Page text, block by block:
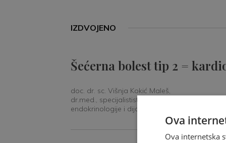
IZDVOJENO
Šećerna bolest tip 2 =
doc. dr. sc. Višnja Kokić Maleš,
dr.med., specijalististica
endokrinologije i dijabetologije
Ova
Ova internetska